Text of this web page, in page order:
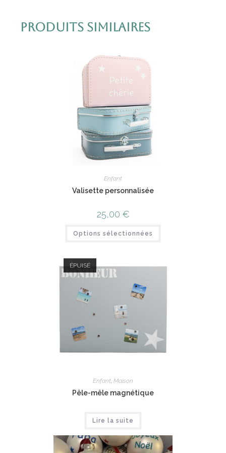
Produits similaires
Enfant
Valisette personnalisée
25,00 €
Options sélectionnées
ÉPUISÉ
Enfant Maison
Pêle-mêle magnétique
Lire la suite